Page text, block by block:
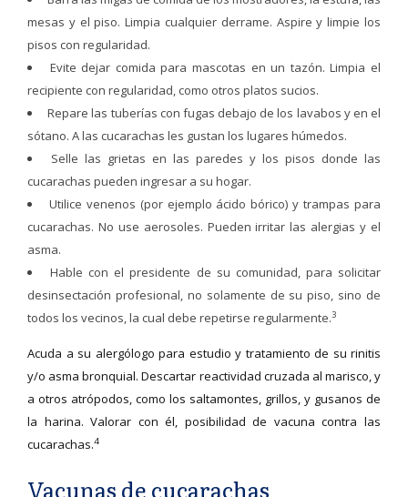
mesas y el piso. Limpia cualquier derrame. Aspire y limpie los
pisos con regularidad.
Evite dejar comida para mascotas en un tazón. Limpia el
recipiente con regularidad, como otros platos sucios.
Repare las tuberías con fugas debajo de los lavabos y en el
sótano. A las cucarachas les gustan los lugares húmedos.
Selle las grietas en las paredes y los pisos donde las
cucarachas pueden ingresar a su hogar.
Utilice venenos (por ejemplo ácido bórico) y trampas para
cucarachas. No use aerosoles. Pueden irritar las alergias y el
asma.
Hable con el presidente de su comunidad, para solicitar
desinsectación profesional, no solamente de su piso, sino de
todos los vecinos, la cual debe repetirse regularmente.3
Acuda a su alergólogo para estudio y tratamiento de su rinitis
y/o asma bronquial. Descartar reactividad cruzada al marisco, y
a otros atrópodos, como los saltamontes, grillos, y gusanos de
la harina. Valorar con él, posibilidad de vacuna contra las
cucarachas.4
Vacunas de cucarachas